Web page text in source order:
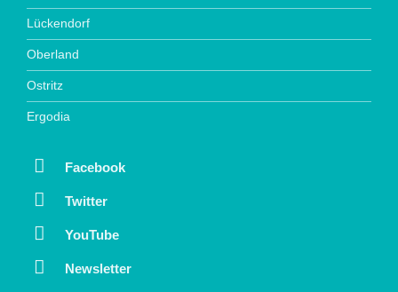
Lückendorf
Oberland
Ostritz
Ergodia
Facebook
Twitter
YouTube
Newsletter